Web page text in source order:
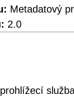
Metadatový
2.0